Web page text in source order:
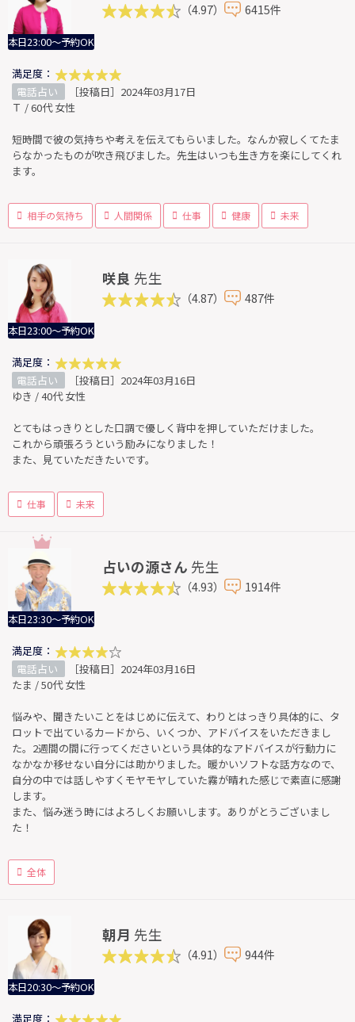
本日23:00～予約OK
（4.97） 6415件
満足度：
電話占い
［投稿日］2024年03月17日
Ｔ / 60代 女性
短時間で彼の気持ちや考えを伝えてもらいました。なんか寂しくてたま
らなかったものが吹き飛びました。先生はいつも生き方を楽にしてくれ
ます。
相手の気持ち 人間関係 仕事 健康 未来
本日23:00～予約OK
咲良 先生
（4.87） 487件
満足度：
電話占い
［投稿日］2024年03月16日
ゆき / 40代 女性
とてもはっきりとした口調で優しく背中を押していただけました。
これから頑張ろうという励みになりました！
また、見ていただきたいです。
仕事 未来
本日23:30～予約OK
占いの源さん 先生
（4.93） 1914件
満足度：
電話占い
［投稿日］2024年03月16日
たま / 50代 女性
悩みや、聞きたいことをはじめに伝えて、わりとはっきり具体的に、タ
ロットで出ているカードから、いくつか、アドバイスをいただきまし
た。2週間の間に行ってくださいという具体的なアドバイスが行動力に
なかなか移せない自分には助かりました。暖かいソフトな話方なので、
自分の中では話しやすくモヤモヤしていた霧が晴れた感じで素直に感謝
します。
また、悩み迷う時にはよろしくお願いします。ありがとうございまし
た！
全体
本日20:30～予約OK
朝月 先生
（4.91） 944件
満足度：